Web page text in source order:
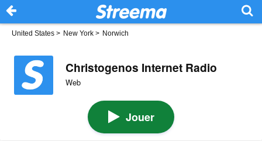
United States > New York > Norwich
Christogenos Internet Radio
Web
Jouer